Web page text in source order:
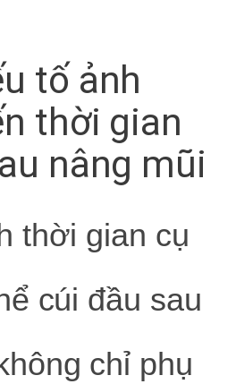
tố ảnh
thời gian
nâng mũi
thời gian cụ
cúi đầu sau
chỉ phụ